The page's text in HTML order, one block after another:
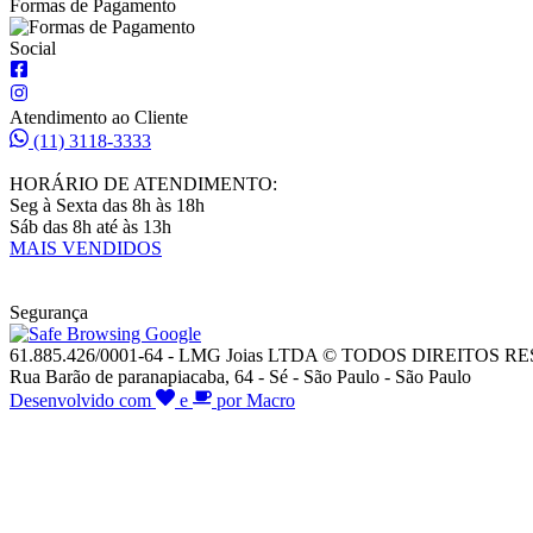
Formas de Pagamento
Social
Atendimento ao Cliente
(11) 3118-3333
HORÁRIO DE ATENDIMENTO:
Seg à Sexta das 8h às 18h
Sáb das 8h até às 13h
MAIS VENDIDOS
Segurança
61.885.426/0001-64 - LMG Joias LTDA © TODOS DIREITOS
Rua Barão de paranapiacaba, 64 - Sé - São Paulo - São Paulo
Desenvolvido com
e por Macro